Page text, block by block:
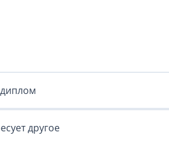
другое